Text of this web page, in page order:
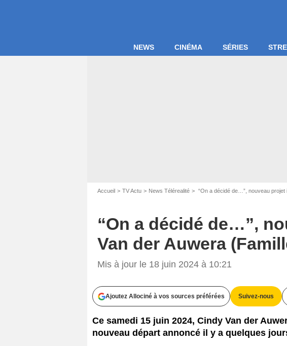
NEWS CINÉMA SÉRIES
Accueil TV Actu News Télérealité “On a décidé de…”, nouveau
“On a décidé de…”,
Van der Auwera
Mis à jour le 18 juin 2024 à 10:21
Ajoutez Allociné à vos sources préférées Suivez-nous
Ce samedi 15 juin 2024, Cindy Van der
nouveau départ annoncé il y a quelques